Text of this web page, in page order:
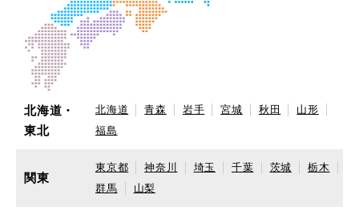
北海道・
東北
北海道 青森 岩手 宮城 秋田
山形
福島
関東
東京都 神奈川 埼玉 千葉 茨城
栃木
群馬
山梨